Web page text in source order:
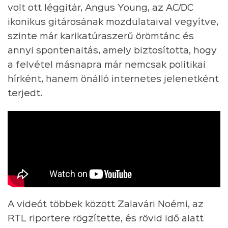
volt ott léggitár, Angus Young, az AC/DC
ikonikus gitárosának mozdulataival vegyítve,
szinte már karikatúraszerű örömtánc és
annyi spontenaitás, amely biztosította, hogy
a felvétel másnapra már nemcsak politikai
hírként, hanem önálló internetes jelenetként
terjedt.
A videót többek között Zalavári Noémi, az
RTL riportere rögzítette, és rövid idő alatt